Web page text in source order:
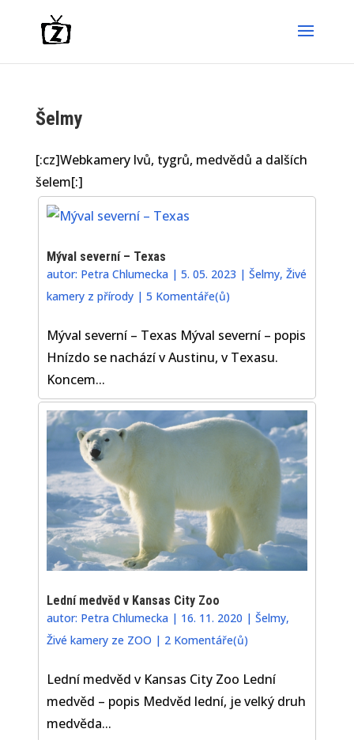
Šelmy
[:cz]Webkamery lvů, tygrů, medvědů a dalších
šelem[:]
Mýval severní – Texas
autor: Petra Chlumecka |5. 05. 2023 |Šelmy,Živé
kamery z přírody |5 Komentáře(ů)
Mýval severní – Texas Mýval severní – popis
Hnízdo se nachází v Austinu, v Texasu.
Koncem...
Lední medvěd v Kansas City Zoo
autor: Petra Chlumecka | 16. 11. 2020 |Šelmy,
Živé kamery ze ZOO | 2 Komentáře(ů)
Lední medvěd v Kansas City Zoo Lední
medvěd – popis Medvěd lední, je velký druh
medvěda...